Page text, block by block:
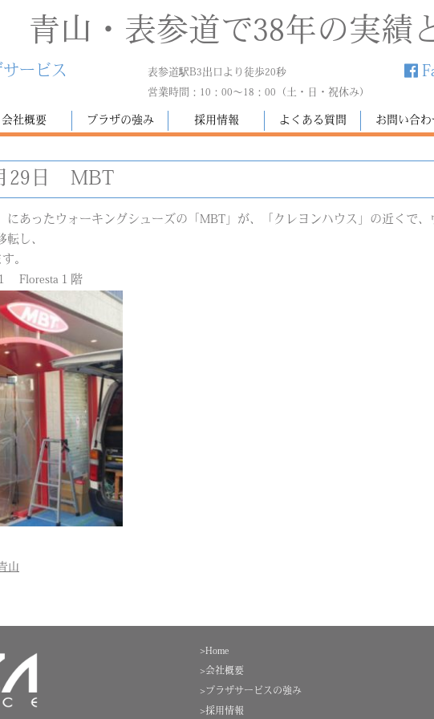
青山・表参道で38年の実績
ービス
表参道駅B3出口より徒歩20秒
営業時間：10：00～18：00（土・日・祝休み）
会社概要 プラザの強み 採用情報 よくある質問 お問い合わ
29日 MBT
にあったウォーキングシューズの「MBT」が、「クレヨンハウス」の近くで、
転し、
。
Floresta１階
山
>Home
>会社概要
>プラザサービスの強み
>採用情報